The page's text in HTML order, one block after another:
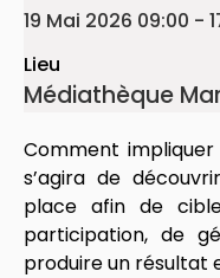
19 Mai 2026 09:00 -
Lieu
Médiathèque
Comment
s’agira de
place afin de
participation, de
produire un résultat